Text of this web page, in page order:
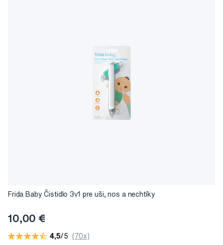
Frida Baby Čistidlo 3v1 pre uši, nos a nechtíky
10,00 €
4,5/5 (70x)